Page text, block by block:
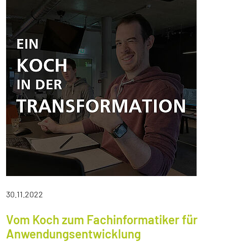
30.11.2022
Vom Koch zum Fachinformatiker für
Anwendungsentwicklung